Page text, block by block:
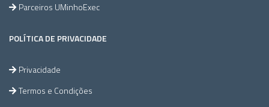
Parceiros UMinhoExec
POLÍTICA DE PRIVACIDADE
Privacidade
Termos e Condições